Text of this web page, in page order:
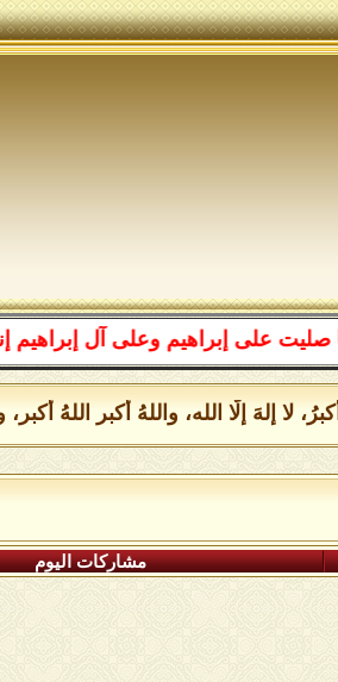
وعلى آل إبراهيم إنك
لا إلهَ إلَّا الله، واللهُ أكبر اللهُ
مشاركات اليوم